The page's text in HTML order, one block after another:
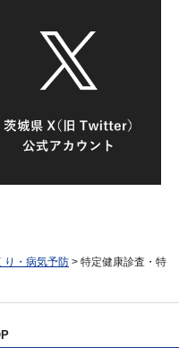
り・病気予防 > 特定健康診査・特